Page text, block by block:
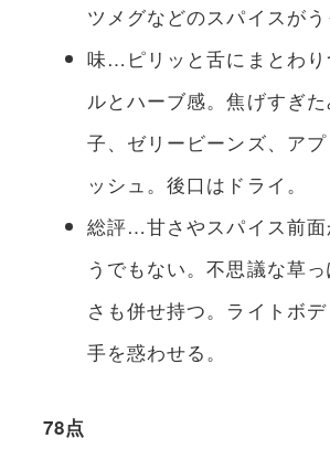
ツメグなどのスパイスがう
味…ピリッと舌にまとわ
ルとハーブ感。焦げすぎ
子、ゼリービーンズ、ア
ッシュ。後口はドライ。
総評…甘さやスパイス前
うでもない。不思議な草
さも併せ持つ。ライトボ
手を惑わせる。
78点